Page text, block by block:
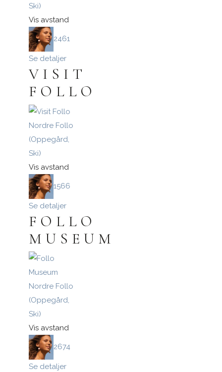
Ski)
Vis avstand
2461
Se detaljer
VISIT
FOLLO
Nordre Follo
(Oppegård,
Ski)
Vis avstand
1566
Se detaljer
FOLLO
MUSEUM
Nordre Follo
(Oppegård,
Ski)
Vis avstand
2674
Se detaljer